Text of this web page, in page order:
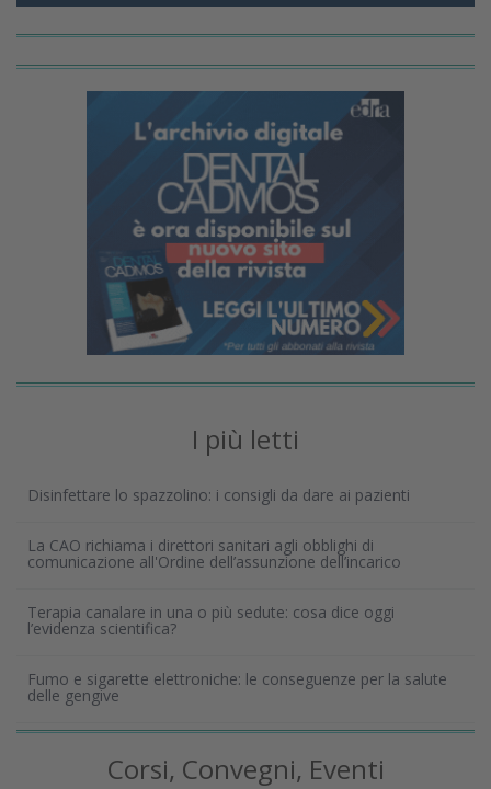
I più letti
Disinfettare lo spazzolino: i consigli da dare ai pazienti
La CAO richiama i direttori sanitari agli obblighi di
comunicazione all'Ordine dell’assunzione dell’incarico
Terapia canalare in una o più sedute: cosa dice oggi
l’evidenza scientifica?
Fumo e sigarette elettroniche: le conseguenze per la salute
delle gengive
Corsi, Convegni, Eventi